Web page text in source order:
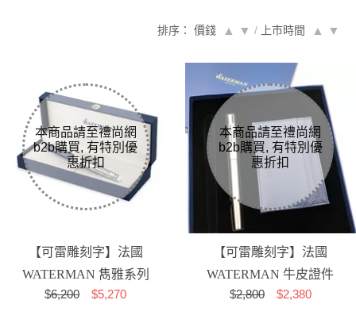
排序： 價錢 ▲ ▼ / 上市時間 ▲ ▼
【可雷雕刻字】法國
WATERMAN 雋雅系列
塞納河特別款 鋼珠筆
$6,200 $5,270
【可雷雕刻字】法國
WATERMAN 牛皮證件
卡夾+不銹鋼雅律鋼筆禮
$2,800$2,380